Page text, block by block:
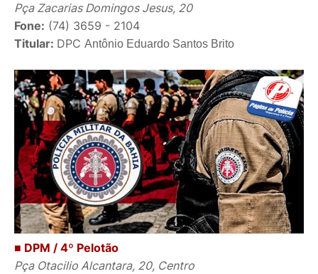
Pça Zacarias Domingos Jesus, 20
Fone: (74) 3659 - 2104
Titular: DPC Antônio Eduardo Santos Brito
■ DPM / 4º Pelotão
Pça Otacilio Alcantara, 20, Centro